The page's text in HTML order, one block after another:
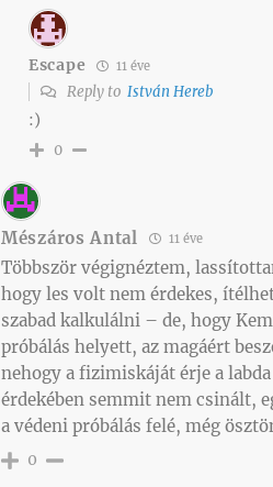
Escape 11 éve
Reply to István Hereb
:)
0
Mészáros Antal 11 éve
Többször végignéztem,
hogy les volt nem érdekes,
szabad kalkulálni – de, hogy
próbálás helyett, az magáért
nehogy a fizimiskáját érje a
érdekében semmit nem csinált,
a védeni próbálás felé, még
0